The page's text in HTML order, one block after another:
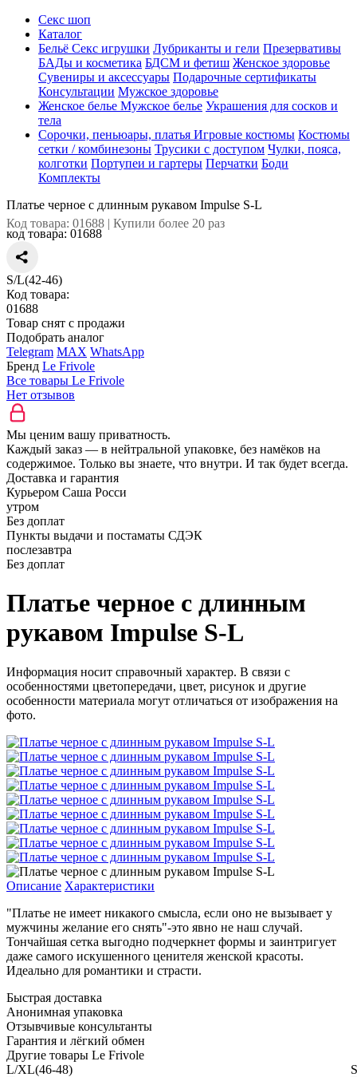
Секс шоп
Каталог
Бельё Секс игрушки Лубриканты и гели Презервативы
БАДы и косметика БДСМ и фетиш Женское здоровье
Сувениры и аксессуары Подарочные сертификаты
Консультации Мужское здоровье
Женское белье Мужское белье Украшения для сосков и
тела
Сорочки, пеньюары, платья Игровые костюмы Костюмы
сетки / комбинезоны Трусики с доступом Чулки, пояса,
колготки Портупеи и гартеры Перчатки Боди
Комплекты
Платье черное с длинным рукавом Impulse S-L
Код товара: 01688 | Купили более 20 раз
код товара: 01688
S/L(42-46)
Код товара:
01688
Товар снят с продажи
Подобрать аналог
Telegram MAX WhatsApp
Бренд Le Frivole
Все товары Le Frivole
Нет отзывов
Мы ценим вашу приватность.
Каждый заказ — в нейтральной упаковке, без намёков на
содержимое. Только вы знаете, что внутри. И так будет всегда.
Доставка и гарантия
Курьером Саша Росси
утром
Без доплат
Пункты выдачи и постаматы СДЭК
послезавтра
Без доплат
Платье черное с длинным
рукавом Impulse S-L
Информация носит справочный характер. В связи с
особенностями цветопередачи, цвет, рисунок и другие
особенности материала могут отличаться от изображения на
фото.
Описание Характеристики
"Платье не имеет никакого смысла, если оно не вызывает у
мужчины желание его снять"-это явно не наш случай.
Тончайшая сетка выгодно подчеркнет формы и заинтригует
даже самого искушенного ценителя женской красоты.
Идеально для романтики и страсти.
Быстрая доставка
Анонимная упаковка
Отзывчивые консультанты
Гарантия и лёгкий обмен
Другие товары Le Frivole
L/XL(46-48)